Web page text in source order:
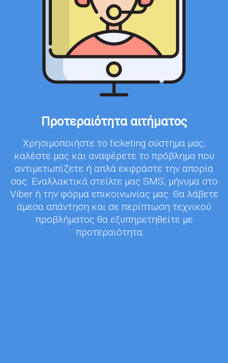
Προτεραιότητα αιτήματος
Χρησιμοποιήστε το ticketing σύστημα μας,
καλέστε μας και αναφέρετε το πρόβλημα που
αντιμετωπίζετε ή απλά εκφράστε την απορία
σας. Εναλλακτικά στείλτε μας SMS, μήνυμα στο
Viber ή την φόρμα επικοινωνίας μας. Θα λάβετε
άμεσα απάντηση και σε περίπτωση τεχνικού
προβλήματος θα εξυπηρετηθείτε με
προτεραιότητα.